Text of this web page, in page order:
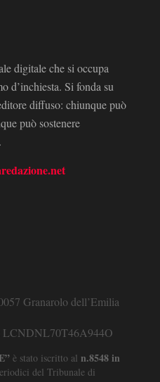
digitale che si occupa
d’inchiesta. Si fonda su
diffuso: chiunque può
può sostenere
Granarolo dell’Emilia
LCNDNL70T46A944O
è stato iscritto al n.8548 in
del Tribunale di